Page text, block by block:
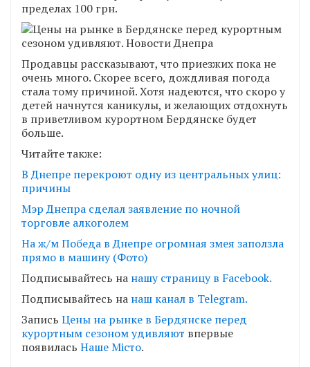
пределах 100 грн.
Продавцы рассказывают, что приезжих пока не
очень много. Скорее всего, дождливая погода
стала тому причиной. Хотя надеются, что скоро у
детей начнутся каникулы, и желающих отдохнуть
в приветливом курортном Бердянске будет
больше.
Читайте также:
В Днепре перекроют одну из центральных улиц:
причины
Мэр Днепра сделал заявление по ночной
торговле алкоголем
На ж/м Победа в Днепре огромная змея заползла
прямо в машину (Фото)
Подписывайтесь на нашу страницу в Facebook.
Подписывайтесь на наш канал в Telegram.
Запись Цены на рынке в Бердянске перед
курортным сезоном удивляют впервые
появилась Наше Місто.